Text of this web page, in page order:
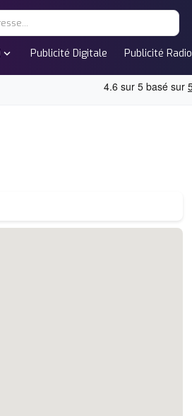
expand_more Publicité Digitale Publicité Radio